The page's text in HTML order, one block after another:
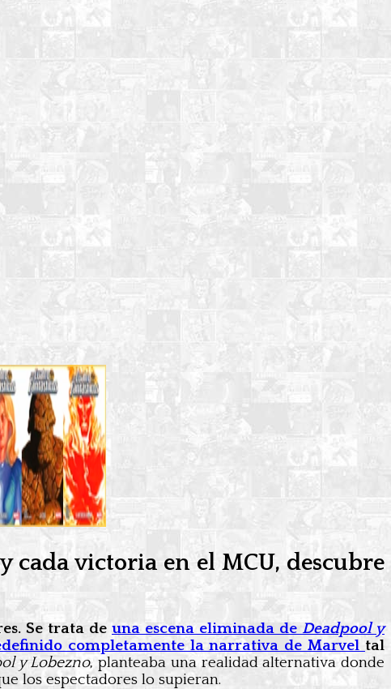
victoria en el MCU, descubre
Se trata de una escena eliminada deDeadpool y
completamente la narrativa de Marvel tal
y Lobezno, planteaba una realidad alternativa donde
los espectadores lo supieran.